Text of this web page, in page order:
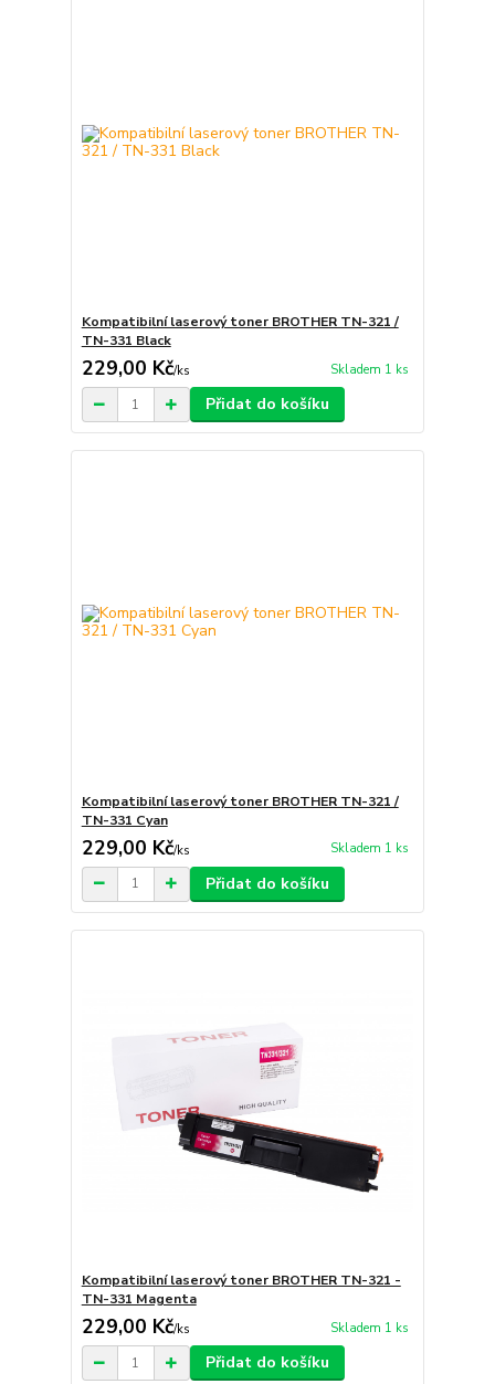
Kompatibilní laserový toner BROTHER TN-321 /
TN-331 Black
229,00 Kč/ks Skladem 1 ks
Přidat do košíku
Kompatibilní laserový toner BROTHER TN-321 /
TN-331 Cyan
229,00 Kč/ks Skladem 1 ks
Přidat do košíku
Kompatibilní laserový toner BROTHER TN-321 -
TN-331 Magenta
229,00 Kč/ks Skladem 1 ks
Přidat do košíku